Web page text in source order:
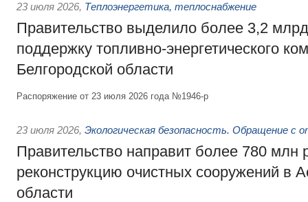
23 июля 2026, Теплоэнергетика, теплоснабжение
Правительство выделило более 3,2
поддержку топливно-энергетического
Белгородской области
Распоряжение от 23 июля 2026 года №1946-р
23 июля 2026, Экологическая безопасность. Обращение с
Правительство направит более 780 млн
реконструкцию очистных сооружений в
области